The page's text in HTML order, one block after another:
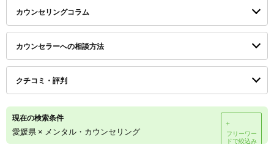
カウンセリングコラム
カウンセラーへの相談方法
クチコミ・評判
現在の検索条件
愛媛県 × メンタル・カウンセリング
＋
フリーワー
ドで絞込み